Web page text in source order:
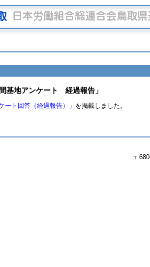
基地アンケート 経過報告」
ート回答（経過報告）」 を掲載しました。
〒